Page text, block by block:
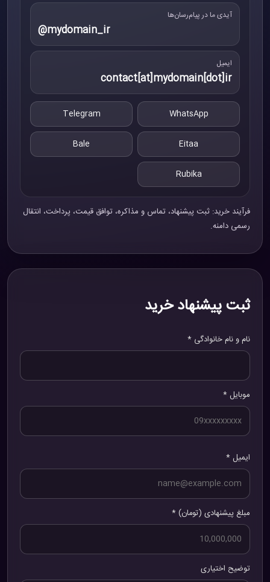
آیدی ما در پیام‌رسان‌ها
@mydomain_ir
ایمیل
contact[at]mydomain[dot]ir
WhatsApp
Telegram
Eitaa
Bale
Rubika
فرآیند خرید: ثبت پیشنهاد، تماس و مذاکره، توافق قیمت، پرداخت، انتقال
رسمی دامنه.
ثبت پیشنهاد خرید
نام و نام خانوادگی *
موبایل *
ایمیل *
مبلغ پیشنهادی (تومان) *
توضیح اختیاری